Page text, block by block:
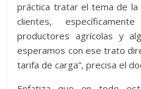
práctica tratar el tema de
clientes,
productores agrícolas y
esperamos con ese trato
tarifa de carga”, precisa el